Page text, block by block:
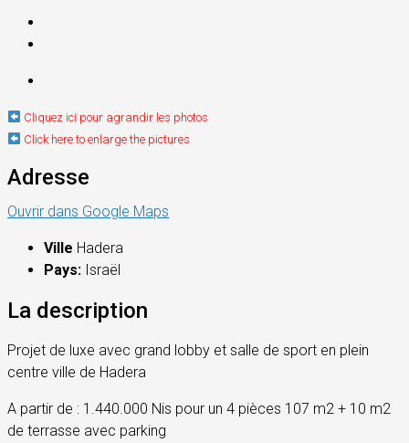
Cliquez ici pour agrandir les photos
Click here to enlarge the pictures
Adresse
Ouvrir dans Google Maps
Ville Hadera
Pays: Israël
La description
Projet de luxe avec grand lobby et salle de sport en plein
centre ville de Hadera
A partir de : 1.440.000 Nis pour un 4 pièces 107 m2 + 10 m2
de terrasse avec parking